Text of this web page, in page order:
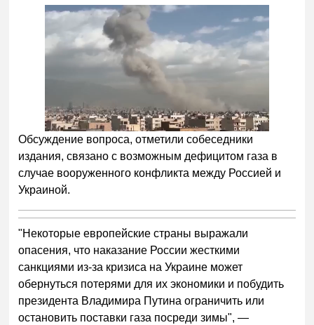
Обсуждение вопроса, отметили собеседники
издания, связано с возможным дефицитом газа в
случае вооруженного конфликта между Россией и
Украиной.
"Некоторые европейские страны выражали
опасения, что наказание России жесткими
санкциями из-за кризиса на Украине может
обернуться потерями для их экономики и побудить
президента Владимира Путина ограничить или
остановить поставки газа посреди зимы", —